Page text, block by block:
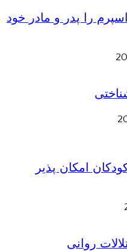
اسپرم را پدر و مادر خود
امکان پذیر
روانی